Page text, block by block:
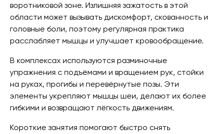
воротниковой зоне. Излишняя зажатость в этой
области может вызывать дискомфорт, скованность и
головные боли, поэтому регулярная практика
расслабляет мышцы и улучшает кровообращение.
В комплексах используются разминочные
упражнения с подъёмами и вращением рук, стойки
на руках, прогибы и перевёрнутые позы. Эти
элементы укрепляют мышцы шеи, делают их более
гибкими и возвращают лёгкость движениям.
Короткие занятия помогают быстро снять